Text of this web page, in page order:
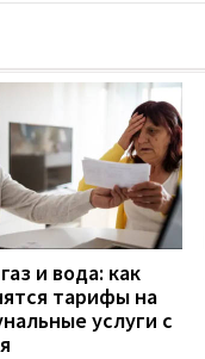
и вода: как
тарифы на
услуги с